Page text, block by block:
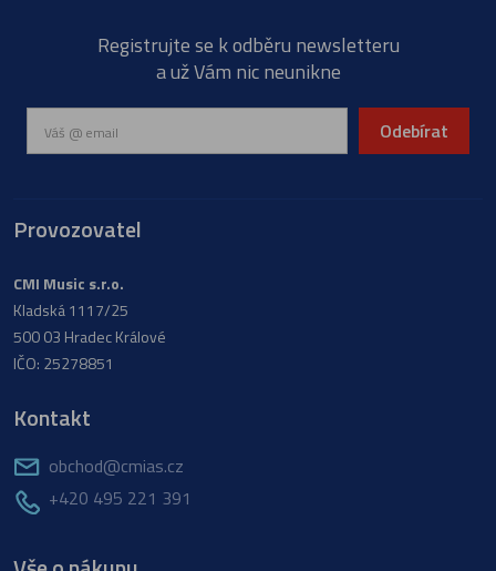
Registrujte se k odběru newsletteru
a už Vám nic neunikne
Odebírat
Provozovatel
CMI Music s.r.o.
Kladská 1117/25
500 03 Hradec Králové
IČO: 25278851
Kontakt
obchod@cmias.cz
+420 495 221 391